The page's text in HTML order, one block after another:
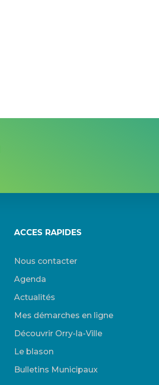
ACCES RAPIDES
Nous contacter
Agenda
Actualités
Mes démarches en ligne
Découvrir Orry-la-Ville
Le blason
Bulletins Municipaux